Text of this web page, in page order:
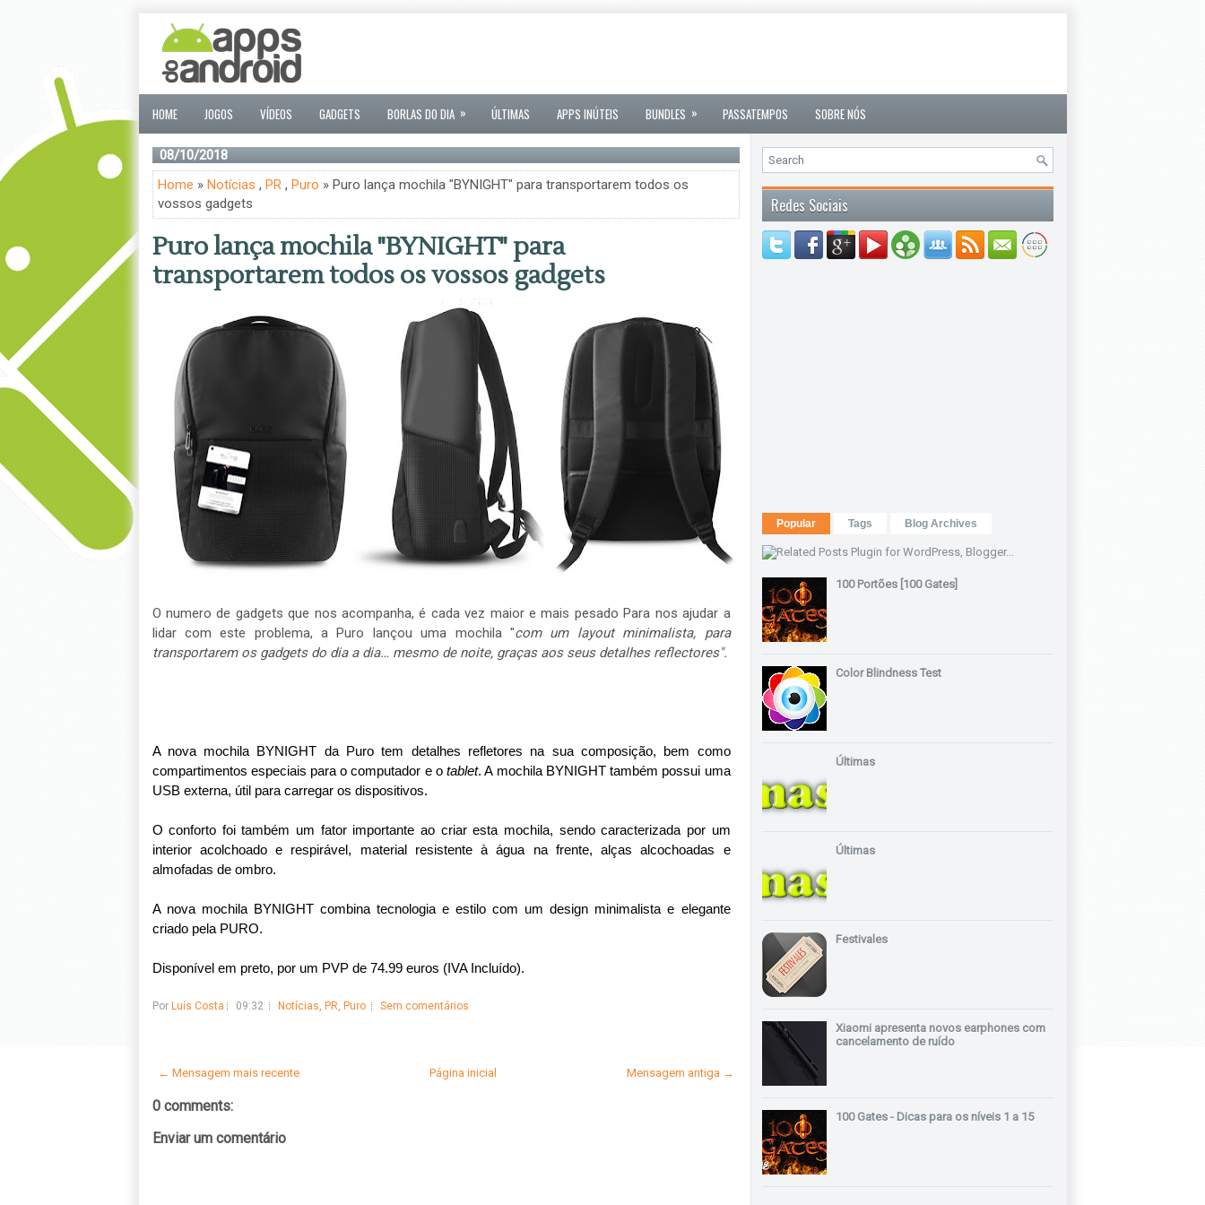
HOME JOGOS VÍDEOS GADGETS BORLAS DO DIA » ÚLTIMAS APPS INÚTEIS BUNDLES » PASSATEMPOS SOBRE NÓS
08/10/2018
Home » Notícias , PR, Puro » Puro lança mochila "BYNIGHT" para transportarem todos os
vossos gadgets
Puro lança mochila "BYNIGHT" para
transportarem todos os vossos gadgets
O numero de gadgets que nos acompanha, é cada vez maior e mais pesado Para nos ajudar a
lidar com este problema, a Puro lançou uma mochila "com um layout minimalista, para
transportarem os gadgets do dia a dia… mesmo de noite, graças aos seus detalhes reflectores".
A nova mochila BYNIGHT da Purotem detalhes refletores na sua composição, bem como
compartimentos especiais para o computador e otablet. A mochila BYNIGHT também possui uma
USB externa, útil para carregar os dispositivos.
O conforto foi também um fator importante ao criar esta mochila, sendo caracterizada por um
interior acolchoado e respirável, material resistente à água na frente, alças alcochoadas e
almofadas de ombro.
A nova mochila BYNIGHT combina tecnologia e estilo com um design minimalista e elegante
criado pela PURO.
Disponível em preto, por um PVP de 74.99 euros (IVA Incluído).
Por Luís Costa 09:32 Notícias, PR, Puro Sem comentários
← Mensagem mais recente Mensagem antiga →
Página inicial
0 comments:
Enviar um comentário
Redes Sociais
Popular Tags Blog Archives
100 Portões [100 Gates]
Color Blindness Test
Últimas
Últimas
Festivales
Xiaomi apresenta novos earphones com
cancelamento de ruído
100 Gates - Dicas para os níveis 1 a 15